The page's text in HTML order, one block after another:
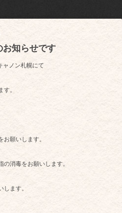
知らせです
ャノン札幌にて
。
願いします。
の消毒をお願いします。
ます。